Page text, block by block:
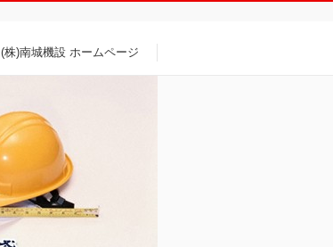
(株)南城機設 ホームページ